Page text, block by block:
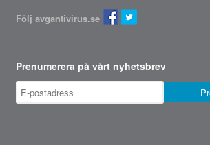
Följ avgantivirus.se
Prenumerera på vårt nyhetsbrev